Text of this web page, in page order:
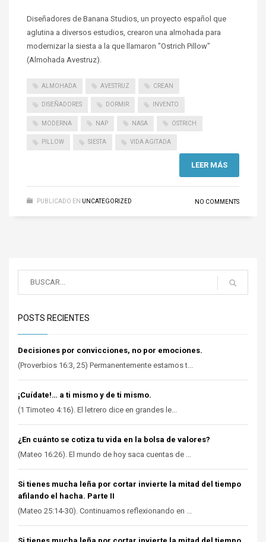
Diseñadores de Banana Studios, un proyecto español que
aglutina a diversos estudios, crearon una almohada para
modernizar la siesta a la que llamaron "Ostrich Pillow"
(Almohada Avestruz).
ALMOHADA AVESTRUZ CREAN
DISEÑADORES DORMIR INVENTO
MODERNA NAP NASA OSTRICH
PILLOW SIESTA VIDA AGITADA
LEER MÁS
PUBLICADO EN UNCATEGORIZED NO COMMENTS
POSTS RECIENTES
Decisiones por convicciones, no por emociones.
(Proverbios 16:3, 25) Permanentemente estamos t...
¡Cuídate!… a ti mismo y de ti mismo.
(1 Timoteo 4:16). El letrero dice en grandes le...
¿En cuánto se cotiza tu vida en la bolsa de valores?
(Mateo 16:26). El mundo de hoy saca cuentas de ...
Si tienes mucha leña por cortar invierte la mitad del tiempo
afilando el hacha. Parte II
(Mateo 25:14-30). Continuamos reflexionando en ...